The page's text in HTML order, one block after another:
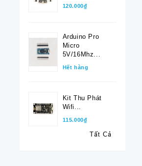
120.000₫
Arduino Pro
Micro
5V/16Mhz...
Hết hàng
Kit Thu Phát
Wifi...
115.000₫
Tất Cả